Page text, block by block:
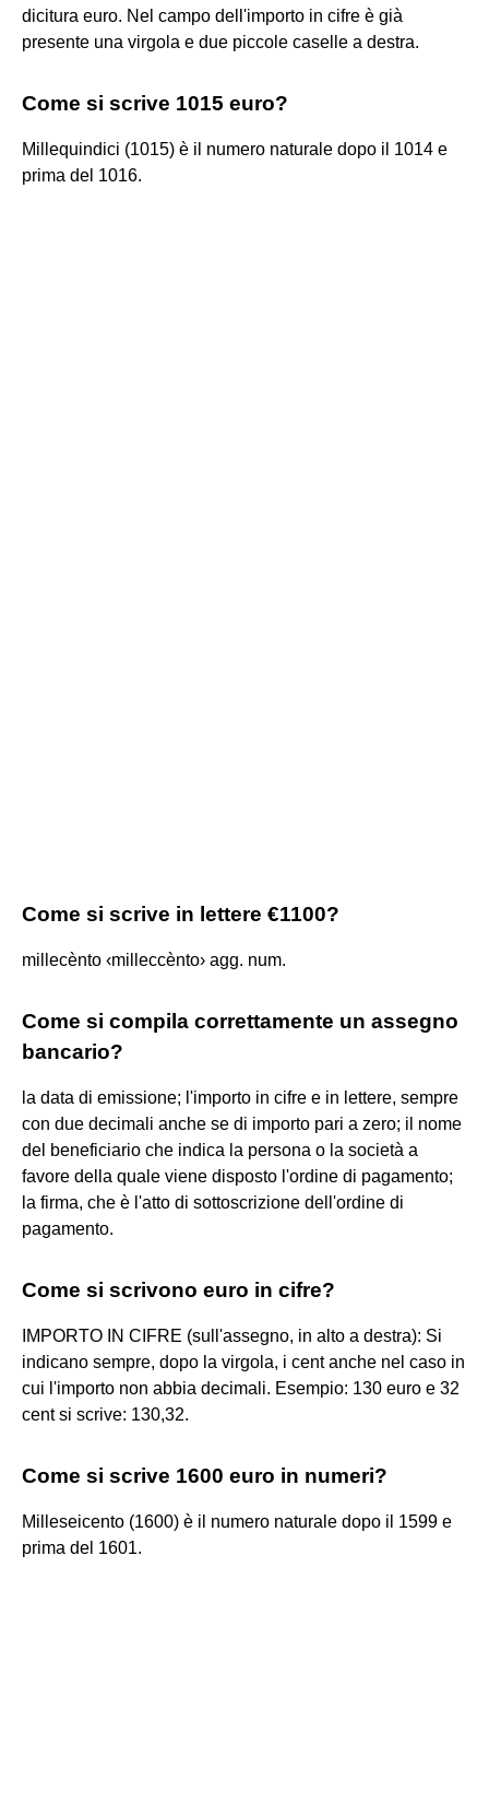
dicitura euro. Nel campo dell'importo in cifre è già
presente una virgola e due piccole caselle a destra.
Come si scrive 1015 euro?
Millequindici (1015) è il numero naturale dopo il 1014 e
prima del 1016.
Come si scrive in lettere €1100?
millecènto ‹milleccènto› agg. num.
Come si compila correttamente un assegno
bancario?
la data di emissione; l'importo in cifre e in lettere, sempre
con due decimali anche se di importo pari a zero; il nome
del beneficiario che indica la persona o la società a
favore della quale viene disposto l'ordine di pagamento;
la firma, che è l'atto di sottoscrizione dell'ordine di
pagamento.
Come si scrivono euro in cifre?
IMPORTO IN CIFRE (sull'assegno, in alto a destra): Si
indicano sempre, dopo la virgola, i cent anche nel caso in
cui l'importo non abbia decimali. Esempio: 130 euro e 32
cent si scrive: 130,32.
Come si scrive 1600 euro in numeri?
Milleseicento (1600) è il numero naturale dopo il 1599 e
prima del 1601.